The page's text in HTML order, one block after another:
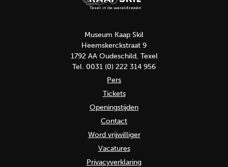
Museum Kaap Skil
Heemskerckstraat 9
1792 AA Oudeschild, Texel
Tel. 0031 (0) 222 314 956
Pers
Tickets
Openingstijden
Contact
Word vrijwilliger
Vacatures
Privacyverklaring